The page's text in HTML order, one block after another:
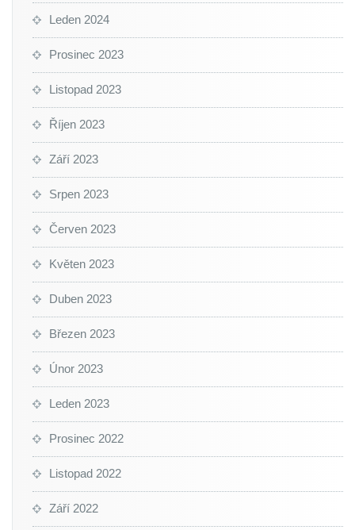
Leden 2024
Prosinec 2023
Listopad 2023
Říjen 2023
Září 2023
Srpen 2023
Červen 2023
Květen 2023
Duben 2023
Březen 2023
Únor 2023
Leden 2023
Prosinec 2022
Listopad 2022
Září 2022